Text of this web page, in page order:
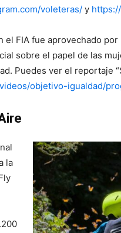
voleteras/ y
el FIA fue aprovechado
sobre el papel de las
Puedes ver el reportaje
objetivo-igualdad/
la